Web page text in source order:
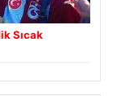
Sıcak